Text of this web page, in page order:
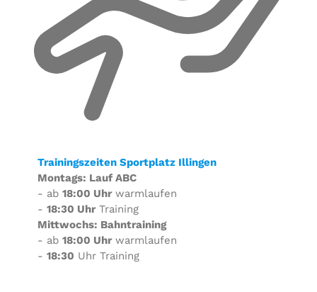
Trainingszeiten Sportplatz Illingen
Montags: Lauf ABC
- ab 18:00 Uhrwarmlaufen
- 18:30 UhrTraining
Mittwochs: Bahntraining
- ab 18:00 Uhrwarmlaufen
- 18:30 Uhr Training